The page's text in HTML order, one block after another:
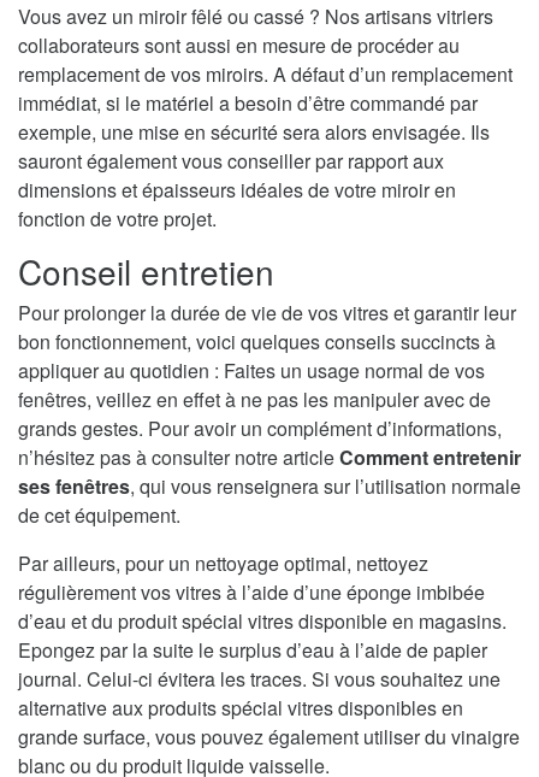
Vous avez un miroir fêlé ou cassé ? Nos artisans vitriers
collaborateurs sont aussi en mesure de procéder au
remplacement de vos miroirs. A défaut d’un remplacement
immédiat, si le matériel a besoin d’être commandé par
exemple, une mise en sécurité sera alors envisagée. Ils
sauront également vous conseiller par rapport aux
dimensions et épaisseurs idéales de votre miroir en
fonction de votre projet.
Conseil entretien
Pour prolonger la durée de vie de vos vitres et garantir leur
bon fonctionnement, voici quelques conseils succincts à
appliquer au quotidien : Faites un usage normal de vos
fenêtres, veillez en effet à ne pas les manipuler avec de
grands gestes. Pour avoir un complément d’informations,
n’hésitez pas à consulter notre articleComment entretenir
ses fenêtres, qui vous renseignera sur l’utilisation normale
de cet équipement.
Par ailleurs, pour un nettoyage optimal, nettoyez
régulièrement vos vitres à l’aide d’une éponge imbibée
d’eau et du produit spécial vitres disponible en magasins.
Epongez par la suite le surplus d’eau à l’aide de papier
journal. Celui-ci évitera les traces. Si vous souhaitez une
alternative aux produits spécial vitres disponibles en
grande surface, vous pouvez également utiliser du vinaigre
blanc ou du produit liquide vaisselle.